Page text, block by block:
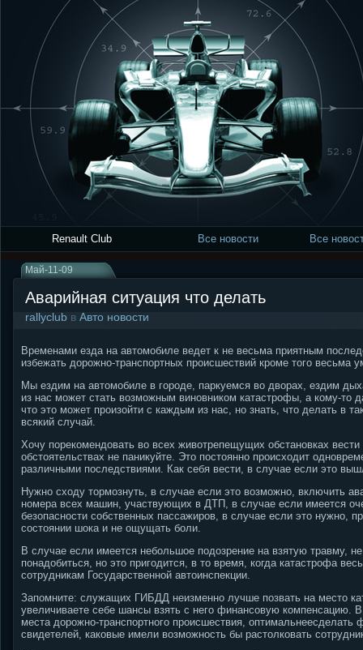
Renault Club Все новости Все
Май-11-09
Аварийная ситуация что делать
rallyclub в Авто новости
Временами езда на автомобиле ведет к не весьма приятным
избежать дорожно-транспортных происшествий кроме того весьма
Мы ездим на автомобиле в городе, паркуемся во дворах, ездим
из нас может стать возможным виновником катастрофы, а кому-
что это может произойти с каждым из нас, но знать, что делать в
всякий случай.
Хочу порекомендовать во всех животрепещущих обстановках
обстоятельствах не паникуйте. Это постоянно происходит
различными последствиями. Как себя вести, в случае если это
Нужно сходу тормознуть, в случае если это возможно, включить
номера всех машин, участвующих в ДТП, в случае если имеется
безопасности собственных пассажиров, в случае если это нужно,
состоянии шока и не ощущать боли.
В случае если имеется небольшое подозрение на взятую травму,
понадобиться, но это пригодится, в то время, когда катастрофа
сотрудникам Государственной автоинспекции.
Запомните: служащих ГИБДД неизменно лучше позвать на место
увеличиваете себе шансы взять с него финансовую компенсацию.
места дорожно-транспортного происшествия,
свидетелей, каковые имели возможность бы растолковать